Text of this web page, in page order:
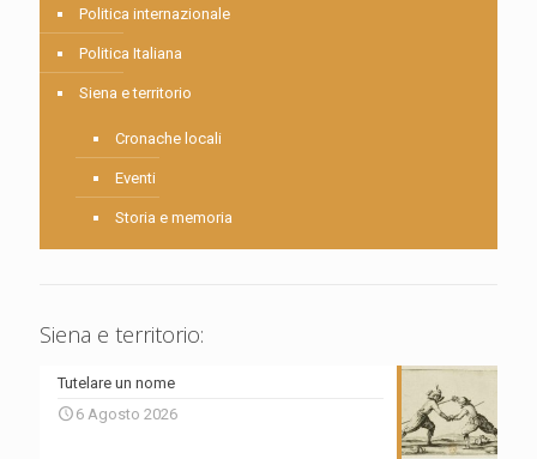
Politica internazionale
Politica Italiana
Siena e territorio
Cronache locali
Eventi
Storia e memoria
Siena e territorio:
Tutelare un nome
6 Agosto 2026